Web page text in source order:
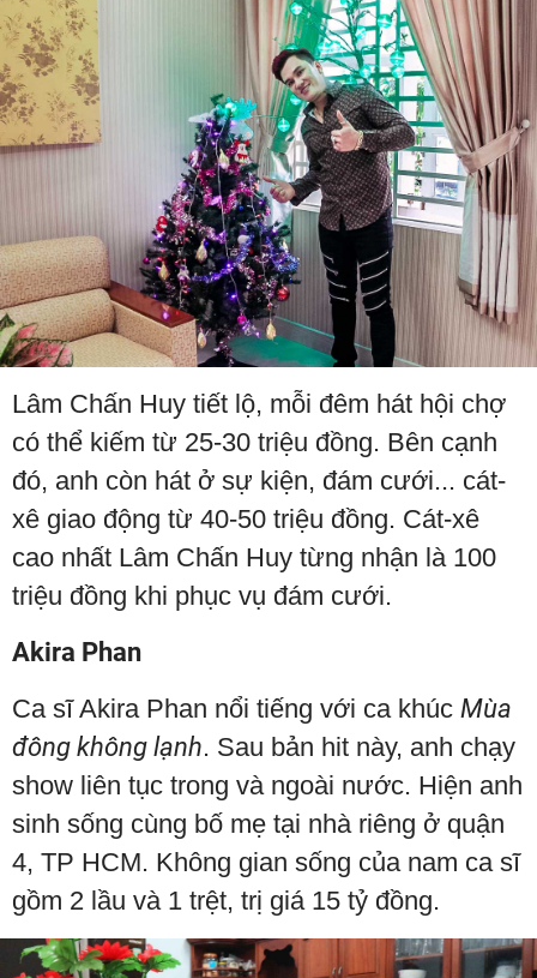
Lâm Chấn Huy tiết lộ, mỗi đêm hát hội chợ
có thể kiếm từ 25-30 triệu đồng. Bên cạnh
đó, anh còn hát ở sự kiện, đám cưới... cát-
xê giao động từ 40-50 triệu đồng. Cát-xê
cao nhất Lâm Chấn Huy từng nhận là 100
triệu đồng khi phục vụ đám cưới.
Akira Phan
Ca sĩ Akira Phan nổi tiếng với ca khúc Mùa
đông không lạnh. Sau bản hit này, anh chạy
show liên tục trong và ngoài nước. Hiện anh
sinh sống cùng bố mẹ tại nhà riêng ở quận
4, TP HCM. Không gian sống của nam ca sĩ
gồm 2 lầu và 1 trệt, trị giá 15 tỷ đồng.